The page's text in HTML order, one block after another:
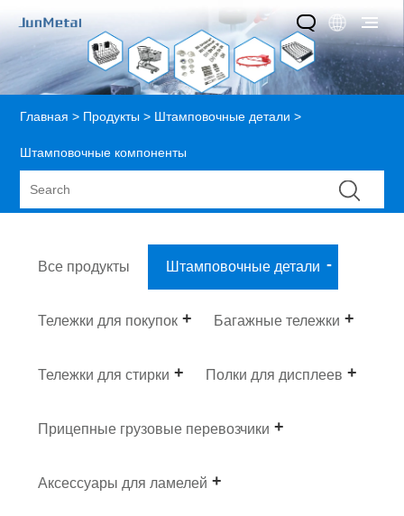
Главная > Продукты > Штамповочные детали >
Штамповочные компоненты
Все продукты Штамповочные детали
Тележки для покупок Багажные тележки
Тележки для стирки Полки для дисплеев
Прицепные грузовые перевозчики
Аксессуары для ламелей